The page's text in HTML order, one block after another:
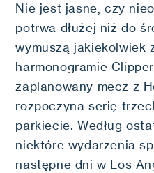
Nie jest jasne, czy
potrwa dłużej niż do
wymuszą jakiekolwiek
harmonogramie
zaplanowany mecz z
rozpoczyna serię
parkiecie. Według
niektóre wydarzenia
następne dni w Los